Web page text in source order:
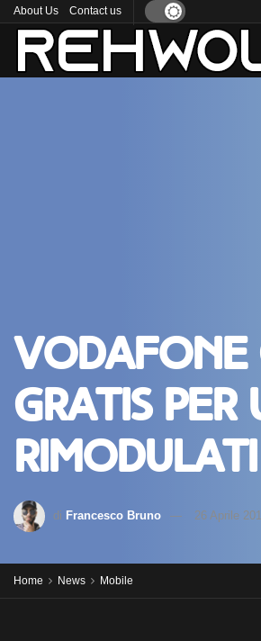
About Us Contact us
Vodafone
gratis per
rimodulati
di Francesco Bruno 26 Aprile
Home News Mobile